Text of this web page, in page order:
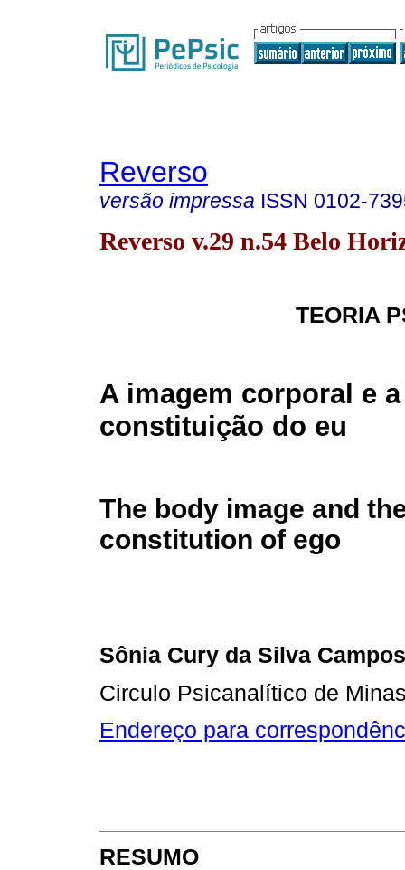
Reverso
versão impressa ISSN 0102-
Reverso v.29 n.54 Belo
TEORIA
A imagem corporal e a
constituição do eu
The body image and
constitution of ego
Sônia Cury da Silva Campos
Circulo Psicanalítico de
Endereço para
RESUMO